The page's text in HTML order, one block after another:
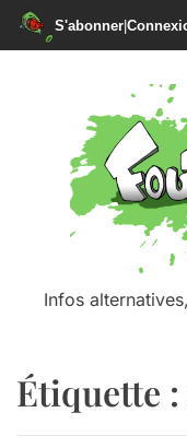
S'abonner|
Infos
Étiquette :